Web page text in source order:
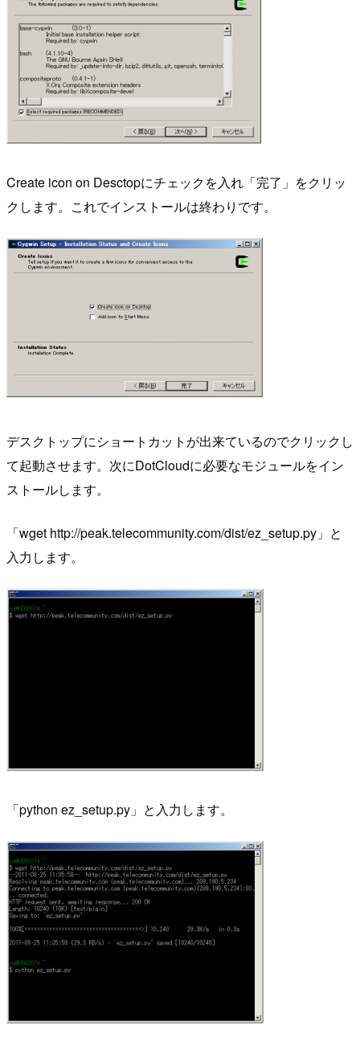
Create icon on Desctopにチェックを入れ「完了」をクリッ
クします。これでインストールは終わりです。
デスクトップにショートカットが出来ているのでクリックし
て起動させます。次にDotCloudに必要なモジュールをイン
ストールします。
「wget http://peak.telecommunity.com/dist/ez_setup.py」と
入力します。
「python ez_setup.py」と入力します。